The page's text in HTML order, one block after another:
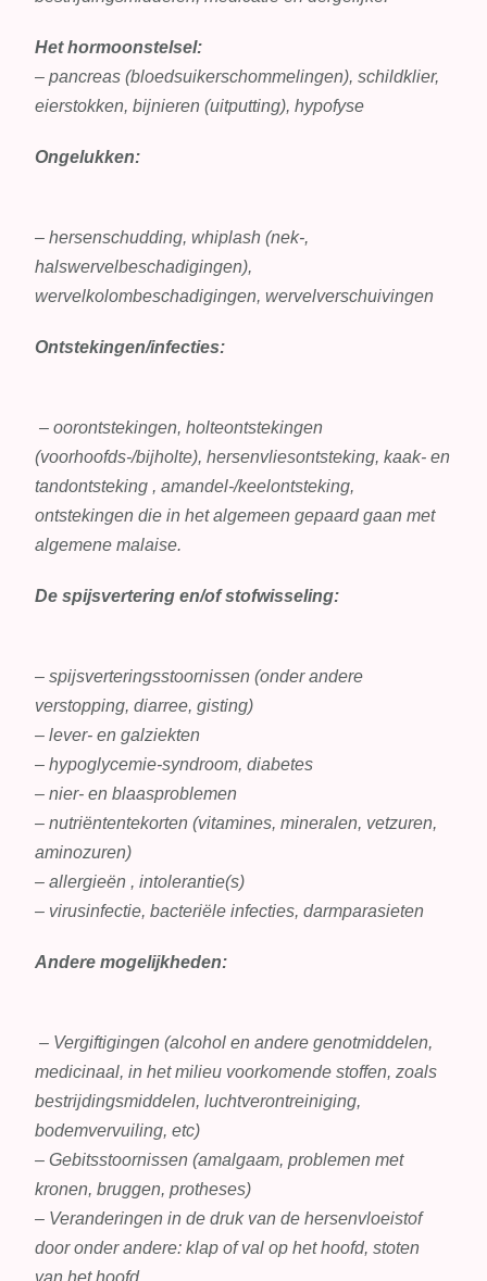
Het hormoonstelsel:
– pancreas (bloedsuikerschommelingen), schildklier,
eierstokken, bijnieren (uitputting), hypofyse
Ongelukken:
– hersenschudding, whiplash (nek-,
halswervelbeschadigingen),
wervelkolombeschadigingen, wervelverschuivingen
Ontstekingen/infecties:
– oorontstekingen, holteontstekingen
(voorhoofds-/bijholte), hersenvliesontsteking, kaak- en
tandontsteking , amandel-/keelontsteking,
ontstekingen die in het algemeen gepaard gaan met
algemene malaise.
De spijsvertering en/of stofwisseling:
– spijsverteringsstoornissen (onder andere
verstopping, diarree, gisting)
– lever- en galziekten
– hypoglycemie-syndroom, diabetes
– nier- en blaasproblemen
– nutriëntentekorten (vitamines, mineralen, vetzuren,
aminozuren)
– allergieën , intolerantie(s)
– virusinfectie, bacteriële infecties, darmparasieten
Andere mogelijkheden:
– Vergiftigingen (alcohol en andere genotmiddelen,
medicinaal, in het milieu voorkomende stoffen, zoals
bestrijdingsmiddelen, luchtverontreiniging,
bodemvervuiling, etc)
– Gebitsstoornissen (amalgaam, problemen met
kronen, bruggen, protheses)
– Veranderingen in de druk van de hersenvloeistof
door onder andere: klap of val op het hoofd, stoten
van het hoofd.